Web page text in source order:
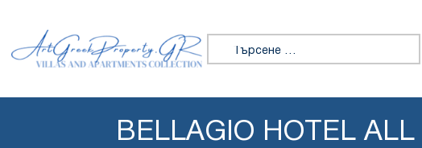
Търсене за:
BELLAGIO HOTEL ALL